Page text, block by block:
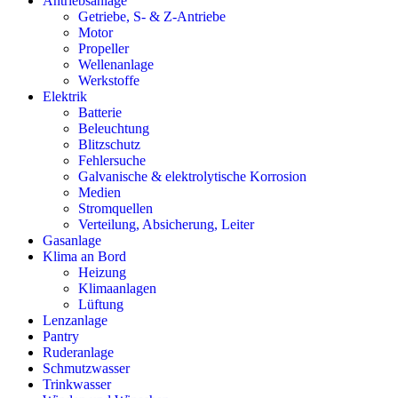
Getriebe, S- & Z-Antriebe
Motor
Propeller
Wellenanlage
Werkstoffe
Elektrik
Batterie
Beleuchtung
Blitzschutz
Fehlersuche
Galvanische & elektrolytische Korrosion
Medien
Stromquellen
Verteilung, Absicherung, Leiter
Gasanlage
Klima an Bord
Heizung
Klimaanlagen
Lüftung
Lenzanlage
Pantry
Ruderanlage
Schmutzwasser
Trinkwasser